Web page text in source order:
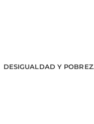
DESIGUALDAD Y